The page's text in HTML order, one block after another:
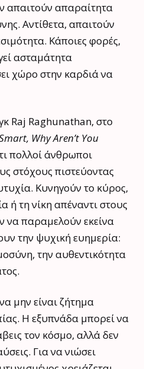
απαιτούν απαραίτητα
Αντίθετα, απαιτούν
Κάποιες φορές,
ασταμάτητα
χώρο στην καρδιά να
Raj Raghunathan, στο
Why Aren’t You
πολλοί άνθρωποι
στόχους πιστεύοντας
Κυνηγούν το κύρος,
ή τη νίκη απέναντι στους
να παραμελούν εκείνα
την ψυχική ευημερία:
την αυθεντικότητα
μην είναι ζήτημα
Η εξυπνάδα μπορεί να
τον κόσμο, αλλά δεν
Για να νιώσει